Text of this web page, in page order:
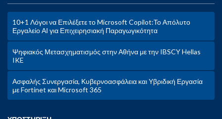
10+1 Λόγοι να Επιλέξετε το Microsoft Copilot:Το Απόλυτο
Εργαλείο ΑΙ για Επιχειρησιακή Παραγωγικότητα
Ψηφιακός Μετασχηματισμός στην Αθήνα με την IBSCY Hellas
IKE
Ασφαλής Συνεργασία, Κυβερνοασφάλεια και Υβριδική Εργασία
με Fortinet και Microsoft 365